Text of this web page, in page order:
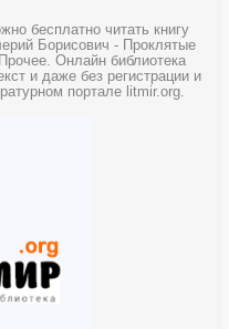
бесплатно читать книгу
Борисович - Проклятые
Онлайн библиотека
и даже без регистрации и
портале litmir.org.